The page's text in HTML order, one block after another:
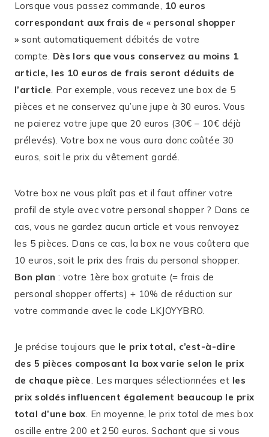
Lorsque vous passez commande, 10 euros
correspondant aux frais de « personal shopper
» sont automatiquement débités de votre
compte. Dès lors que vous conservez au moins 1
article, les 10 euros de frais seront déduits de
l’article. Par exemple, vous recevez une box de 5
pièces et ne conservez qu’une jupe à 30 euros. Vous
ne paierez votre jupe que 20 euros (30€ – 10€ déjà
prélevés). Votre box ne vous aura donc coûtée 30
euros, soit le prix du vêtement gardé.
Votre box ne vous plaît pas et il faut affiner votre
profil de style avec votre personal shopper ? Dans ce
cas, vous ne gardez aucun article et vous renvoyez
les 5 pièces. Dans ce cas, la box ne vous coûtera que
10 euros, soit le prix des frais du personal shopper.
Bon plan : votre 1ère box gratuite (= frais de
personal shopper offerts) + 10% de réduction sur
votre commande avec le code LKJOYYBRO.
Je précise toujours que le prix total, c’est-à-dire
des 5 pièces composant la box varie selon le prix
de chaque pièce. Les marques sélectionnées et les
prix soldés influencent également beaucoup le prix
total d’une box. En moyenne, le prix total de mes box
oscille entre 200 et 250 euros. Sachant que si vous